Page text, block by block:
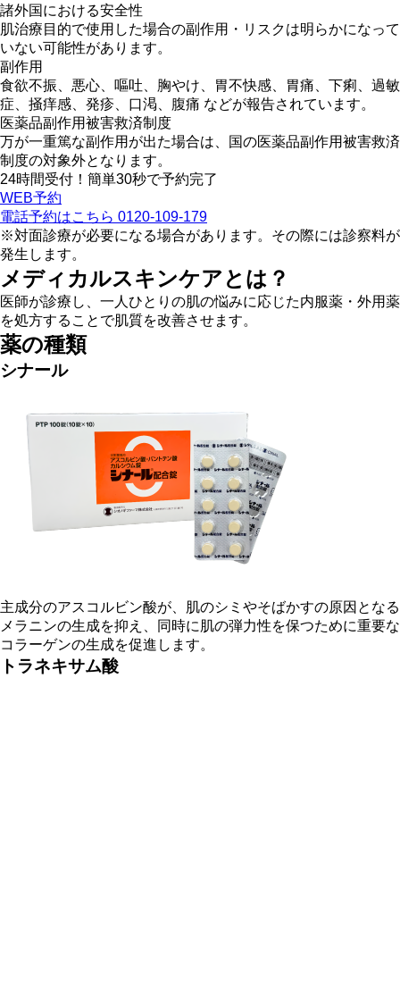
諸外国における安全性
肌治療目的で使用した場合の副作用・リスクは明らかになって
いない可能性があります。
副作用
食欲不振、悪心、嘔吐、胸やけ、胃不快感、胃痛、下痢、過敏
症、掻痒感、発疹、口渇、腹痛 などが報告されています。
医薬品副作用被害救済制度
万が一重篤な副作用が出た場合は、国の医薬品副作用被害救済
制度の対象外となります。
24時間受付！簡単30秒で予約完了
WEB予約
電話予約はこちら 0120-109-179
※対面診療が必要になる場合があります。その際には診察料が
発生します。
メディカルスキンケアとは？
医師が診療し、一人ひとりの肌の悩みに応じた内服薬・外用薬
を処方することで肌質を改善させます。
薬の種類
シナール
主成分のアスコルビン酸が、肌のシミやそばかすの原因となる
メラニンの生成を抑え、同時に肌の弾力性を保つために重要な
コラーゲンの生成を促進します。
トラネキサム酸